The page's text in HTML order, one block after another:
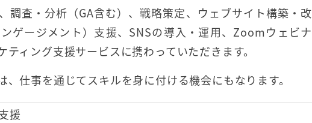
調査・分析（GA含む）、戦略策定、ウェブサイト構築・改
ゲージメント）支援、SNSの導入・運用、Zoomウェビナ
ィング支援サービスに携わっていただきます。
仕事を通じてスキルを身に付ける機会にもなります。
援